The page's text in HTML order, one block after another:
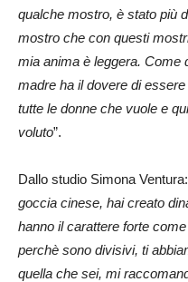
qualche mostro, è stato più
mostro che con questi
mia anima è leggera. Come
madre ha il dovere di
tutte le donne che vuole e
voluto”.
Dallo studio Simona Ventura:
goccia cinese, hai creato
hanno il carattere forte
perchè sono divisivi, ti
quella che sei, mi